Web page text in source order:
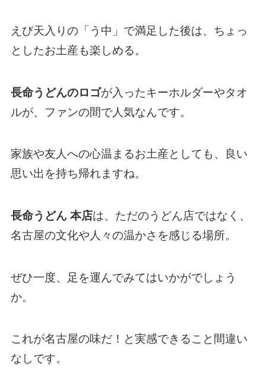
えび天入りの「う中」で満足した後は、ちょっ
としたお土産も楽しめる。
長命うどんのロゴが入ったキーホルダーやタオ
ルが、ファンの間で人気なんです。
家族や友人への心温まるお土産としても、良い
思い出を持ち帰れますね。
長命うどん 本店は、ただのうどん店ではなく、
名古屋の文化や人々の温かさを感じる場所。
ぜひ一度、足を運んでみてはいかがでしょう
か。
これが名古屋の味だ！と実感できること間違い
なしです。